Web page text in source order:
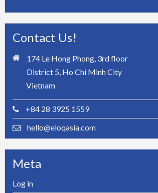
Contact Us!
174 Le Hong Phong, 3rd floor
District 5, Ho Chi Minh City
Vietnam
+84 28 3925 1559
hello@eloqasia.com
Meta
Log in